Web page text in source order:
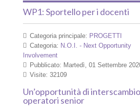
WP1: Sportello per i docenti
Categoria principale: PROGETTI
Categoria: N.O.I. - Next Opportunity
Involvement
Pubblicato: Martedì, 01 Settembre
Visite: 32109
Un’opportunità di
operatori senior